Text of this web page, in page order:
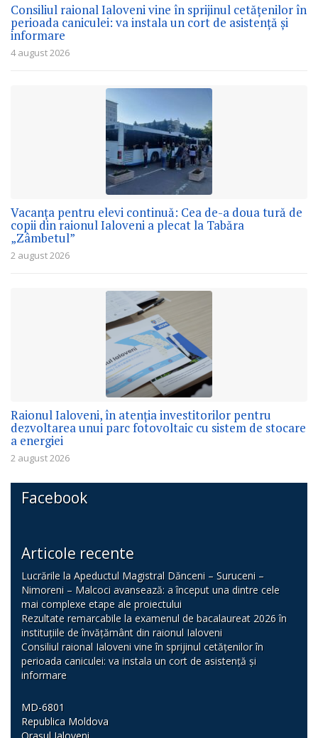
Consiliul raional Ialoveni vine în sprijinul cetățenilor în
perioada caniculei: va instala un cort de asistență și
informare
4 august 2026
Vacanța pentru elevi continuă: Cea de-a doua tură de
copii din raionul Ialoveni a plecat la Tabăra
„Zâmbetul”
2 august 2026
Raionul Ialoveni, în atenția investitorilor pentru
dezvoltarea unui parc fotovoltaic cu sistem de stocare
a energiei
2 august 2026
Facebook
Articole recente
Lucrările la Apeductul Magistral Dănceni – Suruceni –
Nimoreni – Malcoci avansează: a început una dintre cele
mai complexe etape ale proiectului
Rezultate remarcabile la examenul de bacalaureat 2026 în
instituțiile de învățământ din raionul Ialoveni
Consiliul raional Ialoveni vine în sprijinul cetățenilor în
perioada caniculei: va instala un cort de asistență și
informare
MD-6801
Republica Moldova